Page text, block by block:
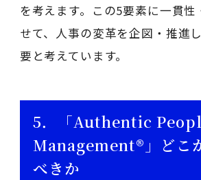
を考えます。この5要素に一貫性
せて、人事の変革を企図・推進
要と考えています。
5．「Authentic
Management®」どこ
べきか